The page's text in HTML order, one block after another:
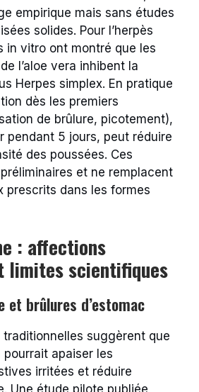
empirique mais sans études
solides. Pour l’herpès
in vitro ont montré que les
l’aloe vera inhibent la
Herpes simplex. En pratique
dès les premiers
de brûlure, picotement),
pendant 5 jours, peut réduire
des poussées. Ces
et ne remplacent
prescrits dans les formes
: affections
limites scientifiques
et brûlures d’estomac
traditionnelles suggèrent que
pourrait apaiser les
irritées et réduire
Une étude pilote publiée